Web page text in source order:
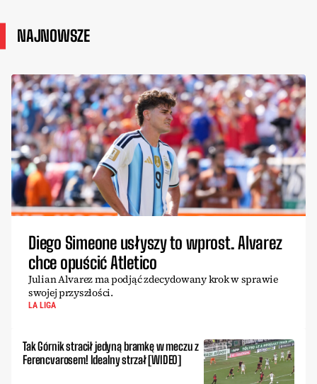
NAJNOWSZE
Diego Simeone usłyszy to wprost. Alvarez
chce opuścić Atletico
Julian Alvarez ma podjąć zdecydowany krok w sprawie
swojej przyszłości.
LA LIGA
Tak Górnik stracił jedyną bramkę w meczu z
Ferencvarosem! Idealny strzał [WIDEO]